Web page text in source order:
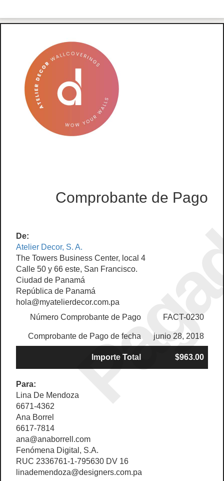
Comprobante de Pago
De:
Atelier Decor, S. A.
The Towers Business Center, local 4
Calle 50 y 66 este, San Francisco.
Ciudad de Panamá
República de Panamá
hola@myatelierdecor.com.pa
Número Comprobante de Pago
FACT-0230
Comprobante de Pago de fecha junio 28, 2018
Importe Total $963.00
Para:
Lina De Mendoza
6671-4362
Ana Borrel
6617-7814
ana@anaborrell.com
Fenómena Digital, S.A.
RUC 2336761-1-795630 DV 16
linademendoza@designers.com.pa